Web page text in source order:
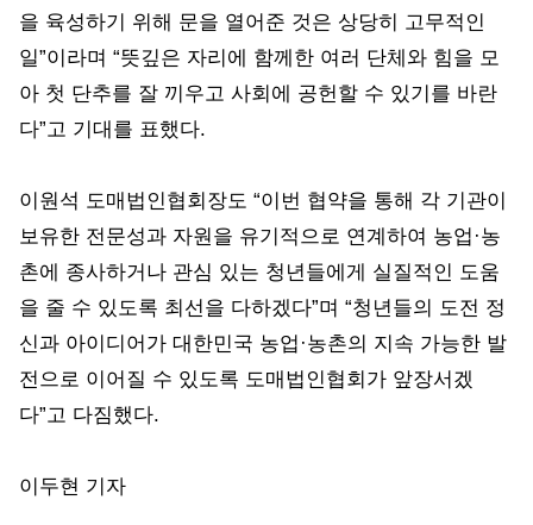
을 육성하기 위해 문을 열어준 것은 상당히 고무적인
일”이라며 “뜻깊은 자리에 함께한 여러 단체와 힘을 모
아 첫 단추를 잘 끼우고 사회에 공헌할 수 있기를 바란
다”고 기대를 표했다.
이원석 도매법인협회장도 “이번 협약을 통해 각 기관이
보유한 전문성과 자원을 유기적으로 연계하여 농업·농
촌에 종사하거나 관심 있는 청년들에게 실질적인 도움
을 줄 수 있도록 최선을 다하겠다”며 “청년들의 도전 정
신과 아이디어가 대한민국 농업·농촌의 지속 가능한 발
전으로 이어질 수 있도록 도매법인협회가 앞장서겠
다”고 다짐했다.
이두현 기자